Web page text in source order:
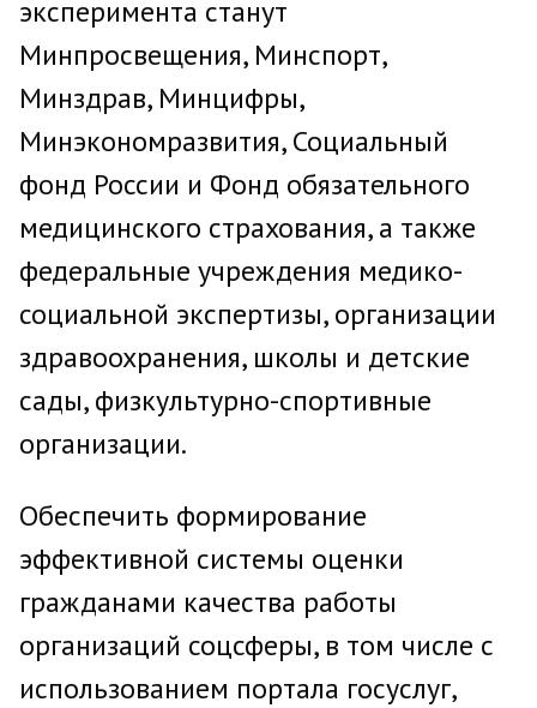
эксперимента станут
Минпросвещения, Минспорт,
Минздрав, Минцифры,
Минэкономразвития, Социальный
фонд России и Фонд обязательного
медицинского страхования, а также
федеральные учреждения медико-
социальной экспертизы, организации
здравоохранения, школы и детские
сады, физкультурно-спортивные
организации.
Обеспечить формирование
эффективной системы оценки
гражданами качества работы
организаций соцсферы, в том числе с
использованием портала госуслуг,